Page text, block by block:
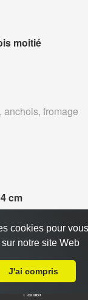
moitié
anchois, fromage
cm
Panier
cookies pour
notre site Web
J'ai compris